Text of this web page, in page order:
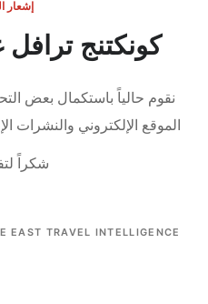
إشعار
كونكتنج ترافل
نقوم حالياً باستكمال بعض
الموقع الإلكتروني
شكراً
EAST TRAVEL INTELLIGENCE